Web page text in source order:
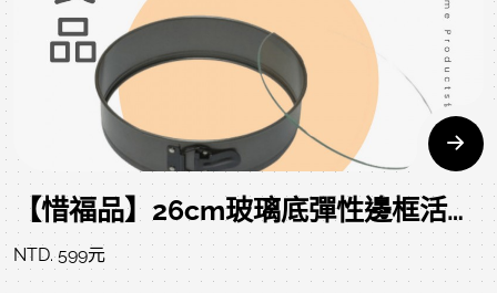
【惜福品】26cm玻璃底彈性邊框活動模（10吋） SPRINGFORM PAN/ GLASS BASE 26.5*7 CM
NTD. 599元